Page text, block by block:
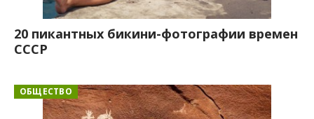
20 пикантных бикини-фотографии времен
СССР
ОБЩЕСТВО